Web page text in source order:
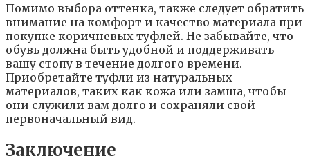
Помимо выбора оттенка, также следует обратить
внимание на комфорт и качество материала при
покупке коричневых туфлей. Не забывайте, что
обувь должна быть удобной и поддерживать
вашу стопу в течение долгого времени.
Приобретайте туфли из натуральных
материалов, таких как кожа или замша, чтобы
они служили вам долго и сохраняли свой
первоначальный вид.
Заключение